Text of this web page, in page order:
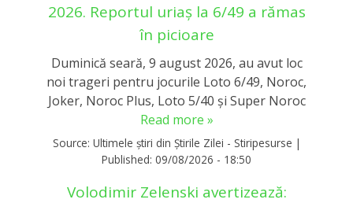
2026. Reportul uriaș la 6/49 a rămas
în picioare
Duminică seară, 9 august 2026, au avut loc
noi trageri pentru jocurile Loto 6/49, Noroc,
Joker, Noroc Plus, Loto 5/40 și Super Noroc
Read more »
Source: Ultimele știri din Știrile Zilei - Stiripesurse |
Published: 09/08/2026 - 18:50
Volodimir Zelenski avertizează: